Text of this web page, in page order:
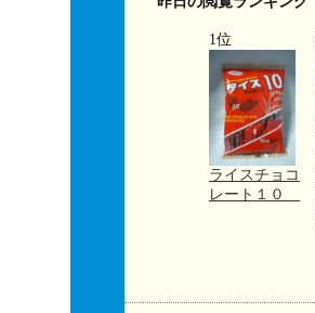
1位
ライスチョコ
レート１０